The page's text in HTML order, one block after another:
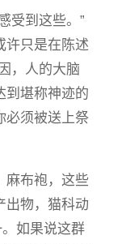
受到这些。”
许只是在陈述
，人的大脑
到堪称神迹的
必须被送上祭
麻布袍，这些
出物，猫科动
如果说这群